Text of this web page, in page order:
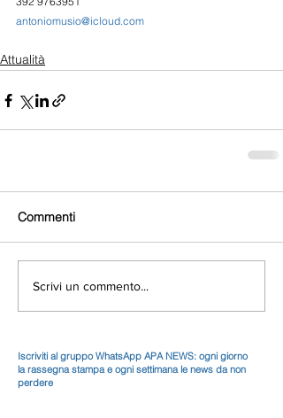
antoniomusio@icloud.com
Attualità
Commenti
Scrivi un commento...
Iscriviti al gruppo WhatsApp APA NEWS: ogni giorno
la rassegna stampa e ogni settimana le news da non
perdere